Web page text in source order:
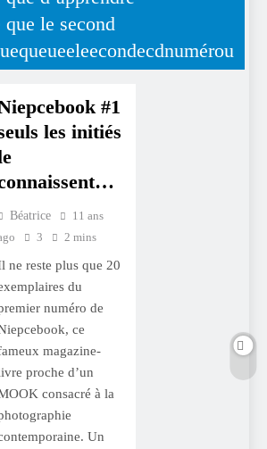
que le second
#1
les initiés
Béatrice
11 ans
3 2 mins
ne reste plus que 20
du
numéro de
ce
magazine-
proche d’un
consacré à la
Un